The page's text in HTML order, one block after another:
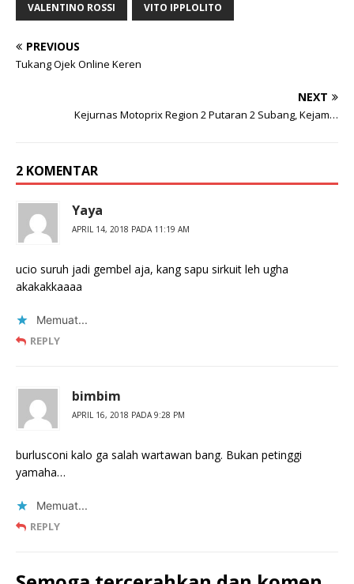
VALENTINO ROSSI VITO IPPLOLITO
PREVIOUS
Tukang Ojek Online Keren
NEXT
Kejurnas Motoprix Region 2 Putaran 2 Subang, Kejam…
2 KOMENTAR
Yaya
APRIL 14, 2018 PADA 11:19 AM
ucio suruh jadi gembel aja, kang sapu sirkuit leh ugha
akakakkaaaa
Memuat...
REPLY
bimbim
APRIL 16, 2018 PADA 9:28 PM
burlusconi kalo ga salah wartawan bang. Bukan petinggi
yamaha…
Memuat...
REPLY